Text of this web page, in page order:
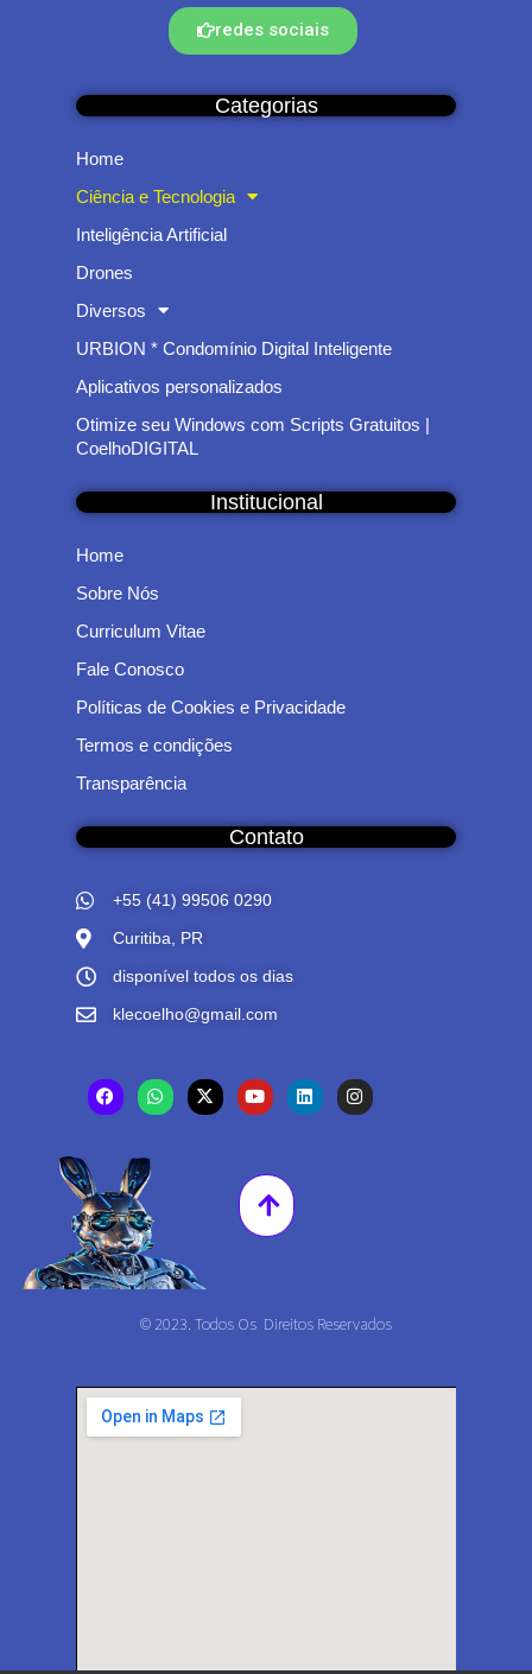
redes sociais
Categorias
Home
Ciência e Tecnologia
Inteligência Artificial
Drones
Diversos
URBION * Condomínio Digital Inteligente
Aplicativos personalizados
Otimize seu Windows com Scripts Gratuitos |
CoelhoDIGITAL
Institucional
Home
Sobre Nós
Curriculum Vitae
Fale Conosco
Políticas de Cookies e Privacidade
Termos e condições
Transparência
Contato
+55 (41) 99506 0290
Curitiba, PR
disponível todos os dias
klecoelho@gmail.com
© 2023. Todos Os Direitos Reservados